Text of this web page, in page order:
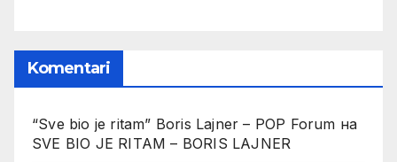
Komentari
“Sve bio je ritam” Boris Lajner – POP Forum на
SVE BIO JE RITAM – BORIS LAJNER